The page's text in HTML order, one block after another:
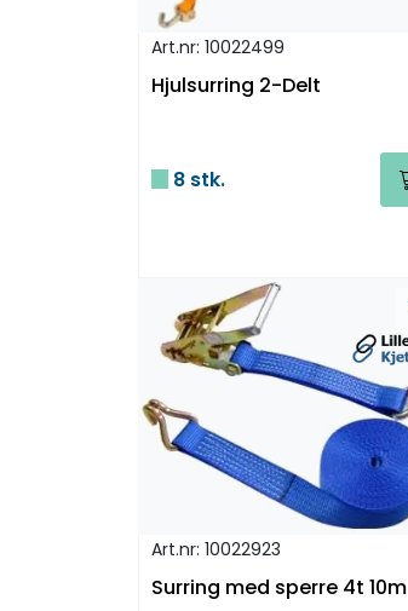
Art.nr: 10022499
Hjulsurring 2-Delt
8 stk.
Art.nr: 10022923
Surring med sperre 4t 10m